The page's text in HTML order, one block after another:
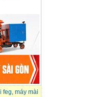
feg, máy mài